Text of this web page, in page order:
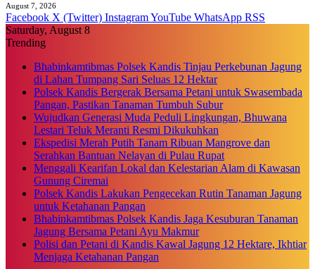
August 7, 2026
Facebook X (Twitter) InstagramYouTube WhatsApp RSS
Saturday, August 8
Trending
Bhabinkamtibmas Polsek Kandis Tinjau Perkebunan Jagung
di Lahan Tumpang Sari Seluas 12 Hektar
Polsek Kandis Bergerak Bersama Petani untuk Swasembada
Pangan, Pastikan Tanaman Tumbuh Subur
Wujudkan Generasi Muda Peduli Lingkungan, Bhuwana
Lestari Teluk Meranti Resmi Dikukuhkan
Ekspedisi Merah Putih Tanam Ribuan Mangrove dan
Serahkan Bantuan Nelayan di Pulau Rupat
Menggali Kearifan Lokal dan Kelestarian Alam di Kawasan
Gunung Ciremai
Polsek Kandis Lakukan Pengecekan Rutin Tanaman Jagung
untuk Ketahanan Pangan
Bhabinkamtibmas Polsek Kandis Jaga Kesuburan Tanaman
Jagung Bersama Petani Ayu Makmur
Polisi dan Petani di Kandis Kawal Jagung 12 Hektare, Ikhtiar
Menjaga Ketahanan Pangan